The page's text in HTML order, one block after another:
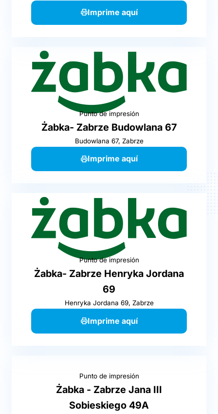
Imprime aquí
Punto de impresión
Żabka- Zabrze Budowlana 67
Budowlana 67, Zabrze
Imprime aquí
Punto de impresión
Żabka- Zabrze Henryka Jordana
69
Henryka Jordana 69, Zabrze
Imprime aquí
Punto de impresión
Żabka - Zabrze Jana III
Sobieskiego 49A